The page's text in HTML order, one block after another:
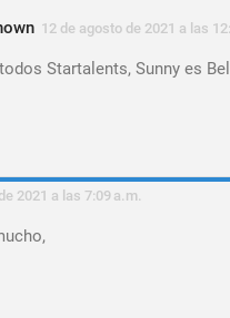
12 de agosto de 2021 a las
Startalents, Sunny es
2021 a las 7:09 a.m.